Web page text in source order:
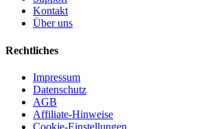
Kontakt
Über uns
Rechtliches
Impressum
Datenschutz
AGB
Affiliate-Hinweise
Cookie-Einstellungen